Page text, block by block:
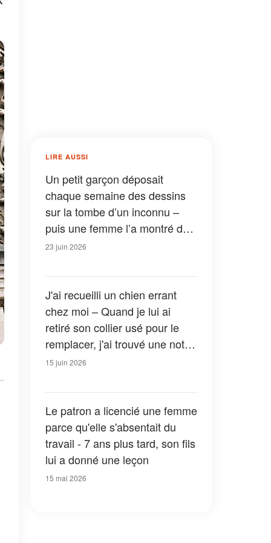
LIRE AUSSI
Un petit garçon déposait
chaque semaine des dessins
sur la tombe d’un inconnu –
puis une femme l’a montré du
doigt en disant : « C’est
23 juin 2026
J'ai recueilli un chien errant
chez moi – Quand je lui ai
retiré son collier usé pour le
remplacer, j'ai trouvé une note
qui m'a fait pâlir
15 juin 2026
Le patron a licencié une femme
parce qu'elle s'absentait du
travail - 7 ans plus tard, son fils
lui a donné une leçon
15 mai 2026